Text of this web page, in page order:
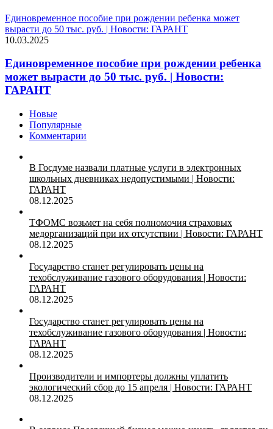
Единовременное пособие при рождении ребенка может
вырасти до 50 тыс. руб. | Новости: ГАРАНТ
10.03.2025
Единовременное пособие при рождении ребенка
может вырасти до 50 тыс. руб. | Новости:
ГАРАНТ
Новые
Популярные
Комментарии
В Госдуме назвали платные услуги в электронных
школьных дневниках недопустимыми | Новости:
ГАРАНТ
08.12.2025
ТФОМС возьмет на себя полномочия страховых
медорганизаций при их отсутствии | Новости: ГАРАНТ
08.12.2025
Государство станет регулировать цены на
техобслуживание газового оборудования | Новости:
ГАРАНТ
08.12.2025
Государство станет регулировать цены на
техобслуживание газового оборудования | Новости:
ГАРАНТ
08.12.2025
Производители и импортеры должны уплатить
экологический сбор до 15 апреля | Новости: ГАРАНТ
08.12.2025